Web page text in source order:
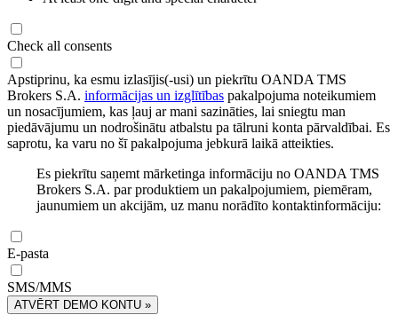
Check all consents
Apstiprinu, ka esmu izlasījis(-usi) un piekrītu OANDA TMS
Brokers S.A. informācijas un izglītības pakalpojuma noteikumiem
un nosacījumiem, kas ļauj ar mani sazināties, lai sniegtu man
piedāvājumu un nodrošinātu atbalstu pa tālruni konta pārvaldībai. Es
saprotu, ka varu no šī pakalpojuma jebkurā laikā atteikties.
Es piekrītu saņemt mārketinga informāciju no OANDA TMS
Brokers S.A. par produktiem un pakalpojumiem, piemēram,
jaunumiem un akcijām, uz manu norādīto kontaktinformāciju:
E-pasta
SMS/MMS
ATVĒRT DEMO KONTU »